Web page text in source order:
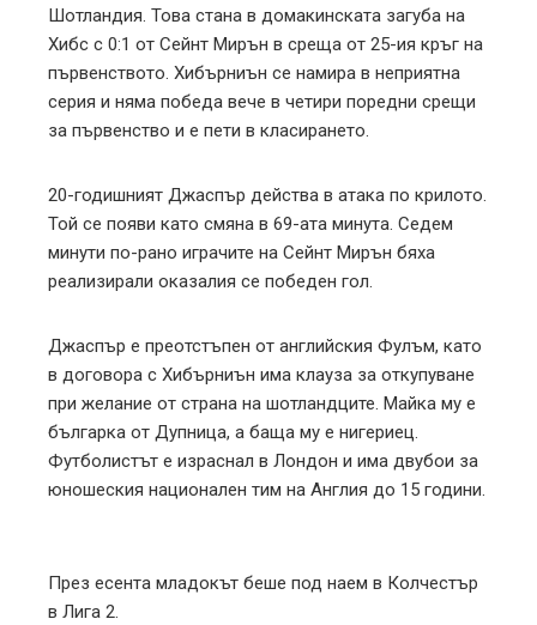
Шотландия. Това стана в домакинската загуба на
Хибс с 0:1 от Сейнт Мирън в среща от 25-ия кръг на
първенството. Хибърниън се намира в неприятна
серия и няма победа вече в четири поредни срещи
за първенство и е пети в класирането.
20-годишният Джаспър действа в атака по крилото.
Той се появи като смяна в 69-ата минута. Седем
минути по-рано играчите на Сейнт Мирън бяха
реализирали оказалия се победен гол.
Джаспър е преотстъпен от английския Фулъм, като
в договора с Хибърниън има клауза за откупуване
при желание от страна на шотландците. Майка му е
българка от Дупница, а баща му е нигериец.
Футболистът е израснал в Лондон и има двубои за
юношеския национален тим на Англия до 15 години.
През есента младокът беше под наем в Колчестър
в Лига 2.